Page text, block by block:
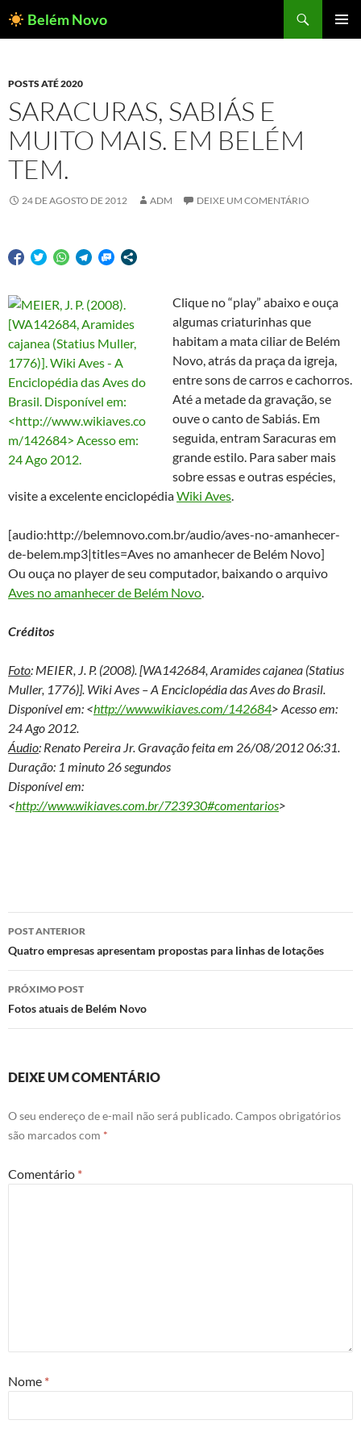
Belém Novo
Pesquisar
CONTEÚDO
POSTS ATÉ 2020
SARACURAS, SABIÁS E
MUITO MAIS. EM BELÉM
TEM.
24 DE AGOSTO DE 2012 ADM DEIXE UM COMENTÁRIO
Clique no “play” abaixo e ouça
algumas criaturinhas que
habitam a mata ciliar de Belém
Novo, atrás da praça da igreja,
entre sons de carros e cachorros.
Até a metade da gravação, se
ouve o canto de Sabiás. Em
seguida, entram Saracuras em
grande estilo. Para saber mais
sobre essas e outras espécies,
visite a excelente enciclopédiaWiki Aves.
[audio:http://belemnovo.com.br/audio/aves-no-amanhecer-
de-belem.mp3|titles=Aves no amanhecer de Belém Novo]
Ou ouça no player de seu computador, baixando o arquivo
Aves no amanhecer de Belém Novo.
Créditos
Foto: MEIER, J. P. (2008). [WA142684, Aramides cajanea (Statius
Muller, 1776)]. Wiki Aves – A Enciclopédia das Aves do Brasil.
Disponível em: <http://www.wikiaves.com/142684> Acesso em:
24 Ago 2012.
Áudio: Renato Pereira Jr. Gravação feita em 26/08/2012 06:31.
Duração: 1 minuto 26 segundos
Disponível em:
<http://www.wikiaves.com.br/723930#comentarios>
Navegação
de
posts
POST ANTERIOR
Quatro empresas apresentam propostas para linhas de lotações
PRÓXIMO POST
Fotos atuais de Belém Novo
DEIXE UM COMENTÁRIO
O seu endereço de e-mail não será publicado. Campos obrigatórios
são marcados com *
Comentário *
Nome *